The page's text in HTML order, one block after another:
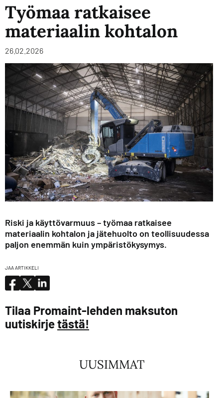
Työmaa ratkaisee
materiaalin kohtalon
26.02.2026
Riski ja käyttövarmuus – työmaa ratkaisee
materiaalin kohtalon ja jätehuolto on teollisuudessa
paljon enemmän kuin ympäristökysymys.
JAA ARTIKKELI
Tilaa Promaint-lehden maksuton
uutiskirjetästä!
UUSIMMAT